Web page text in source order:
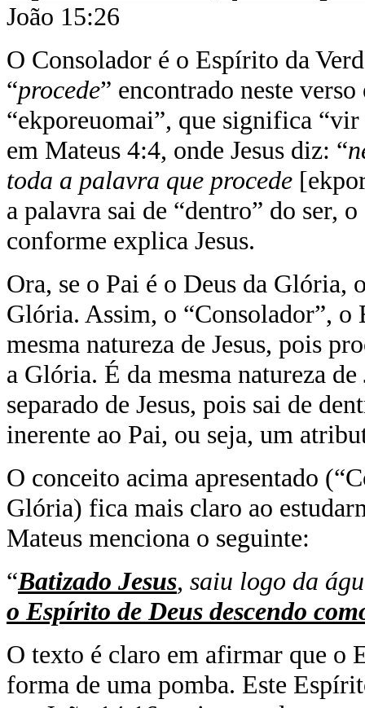
João 15:26
O Consolador é o Espírito da
“procede” encontrado neste
“ekporeuomai”, que significa
em Mateus 4:4, onde Jesus diz: “
toda a palavra que procede
a palavra sai de “dentro” do ser,
conforme explica Jesus.
Ora, se o Pai é o Deus da Glória,
Glória. Assim, o “Consolador”, o
mesma natureza de Jesus, pois
a Glória. É da mesma natureza
separado de Jesus, pois sai de
inerente ao Pai, ou seja, um
O conceito acima apresentado
Glória) fica mais claro ao
Mateus menciona o seguinte:
“Batizado Jesus, saiu logo da
o Espírito de Deus descendo
O texto é claro em afirmar que o
forma de uma pomba. Este